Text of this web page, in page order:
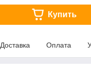
Купить
Доставка Оплата